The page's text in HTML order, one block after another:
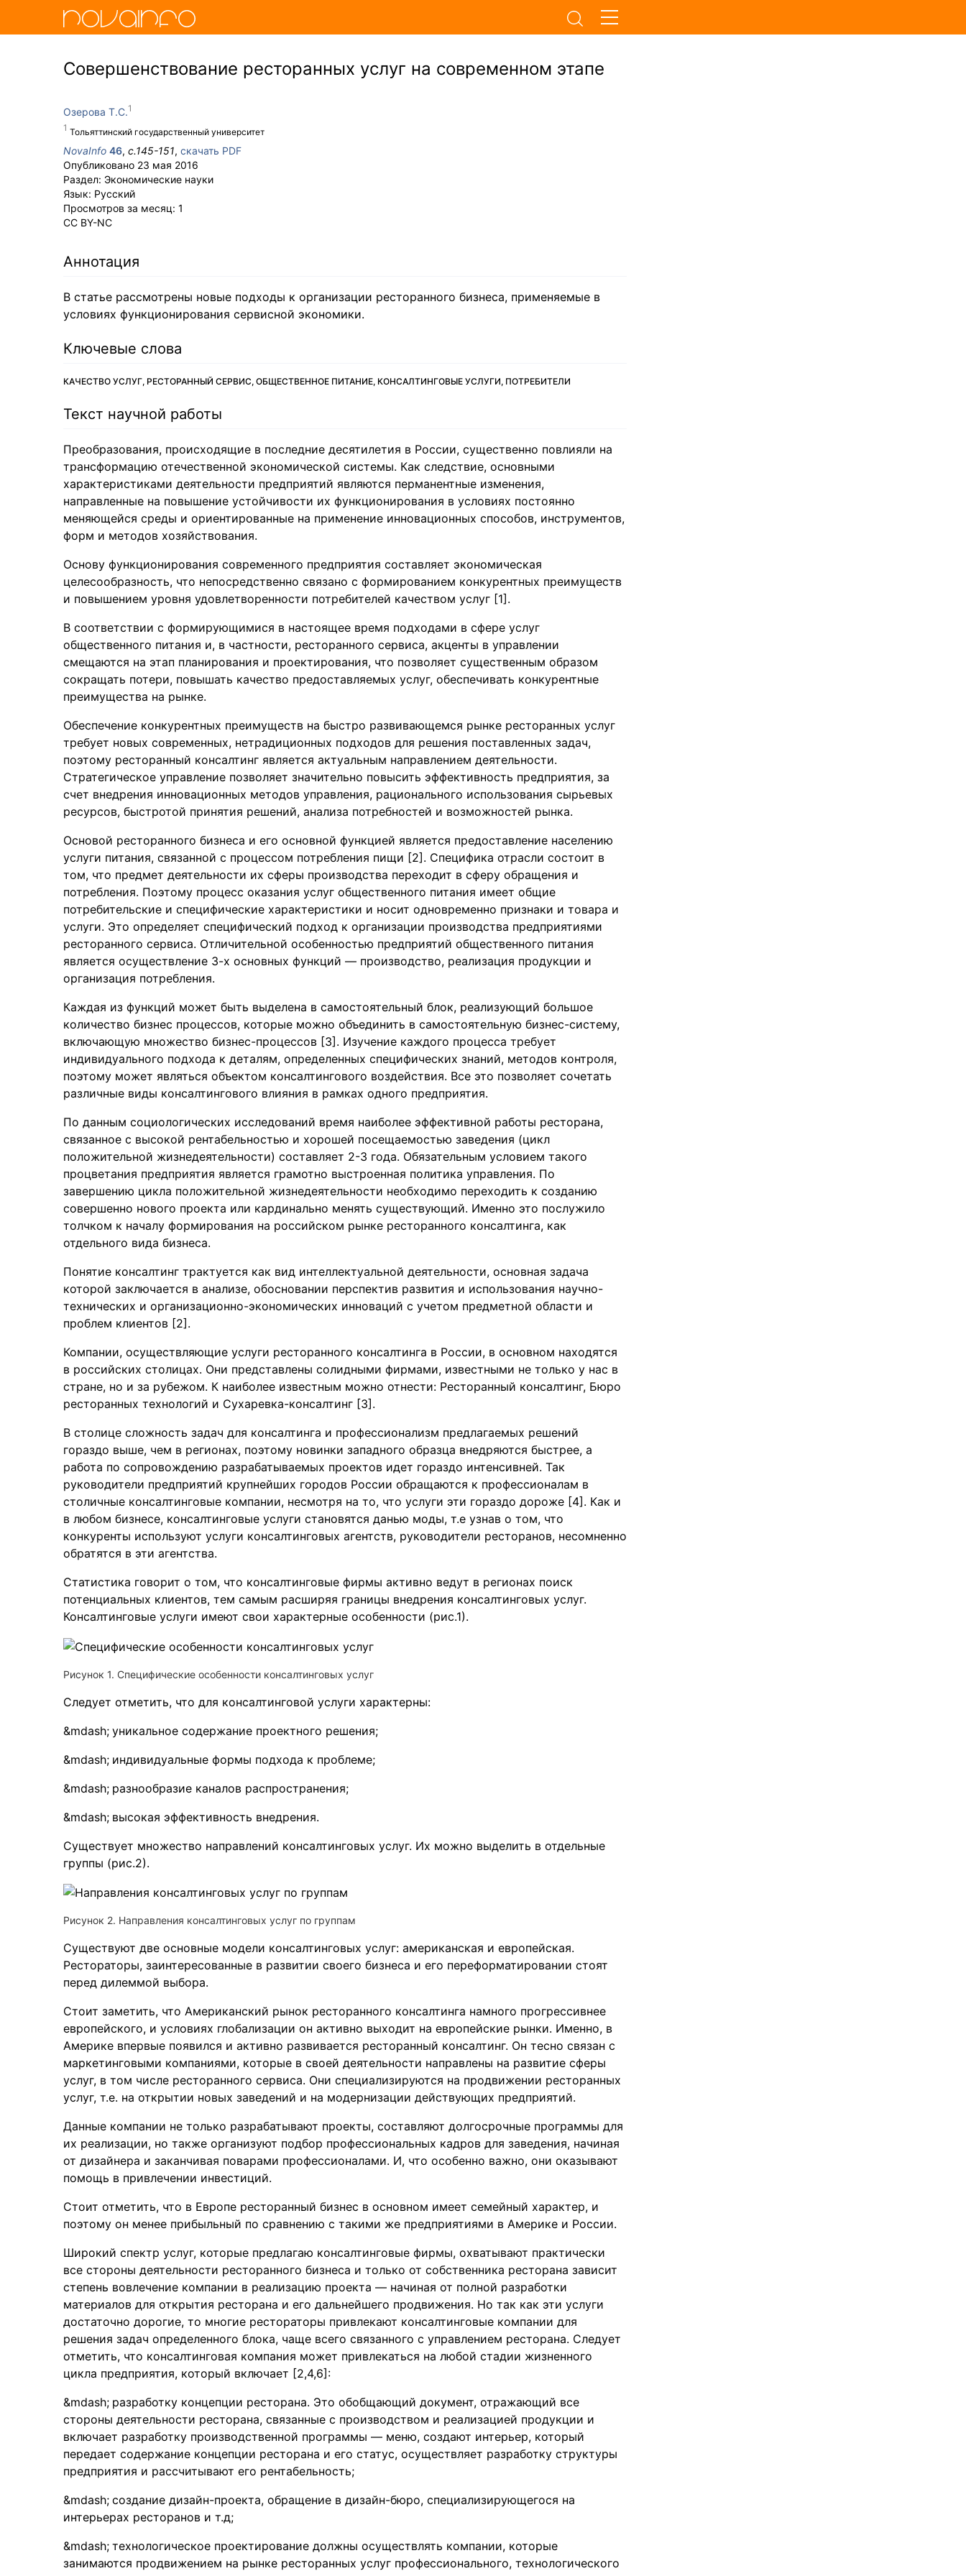
Совершенствование ресторанных услуг на современном этапе
Озерова Т.С.
Тольяттинский государственный университет
NovaInfo 46, с.145-151, скачать PDF
Опубликовано 23 мая 2016
Раздел: Экономические науки
Язык: Русский
Просмотров за месяц: 1
CC BY-NC
Аннотация
В статье рассмотрены новые подходы к организации ресторанного бизнеса, применяемые в
условиях функционирования сервисной экономики.
Ключевые слова
КАЧЕСТВО УСЛУГ, РЕСТОРАННЫЙ СЕРВИС, ОБЩЕСТВЕННОЕ ПИТАНИЕ, КОНСАЛТИНГОВЫЕ УСЛУГИ, ПОТРЕБИТЕЛИ
Текст научной работы
Преобразования, происходящие в последние десятилетия в России, существенно повлияли на
трансформацию отечественной экономической системы. Как следствие, основными
характеристиками деятельности предприятий являются перманентные изменения,
направленные на повышение устойчивости их функционирования в условиях постоянно
меняющейся среды и ориентированные на применение инновационных способов, инструментов,
форм и методов хозяйствования.
Основу функционирования современного предприятия составляет экономическая
целесообразность, что непосредственно связано с формированием конкурентных преимуществ
и повышением уровня удовлетворенности потребителей качеством услуг [1].
В соответствии с формирующимися в настоящее время подходами в сфере услуг
общественного питания и, в частности, ресторанного сервиса, акценты в управлении
смещаются на этап планирования и проектирования, что позволяет существенным образом
сокращать потери, повышать качество предоставляемых услуг, обеспечивать конкурентные
преимущества на рынке.
Обеспечение конкурентных преимуществ на быстро развивающемся рынке ресторанных услуг
требует новых современных, нетрадиционных подходов для решения поставленных задач,
поэтому ресторанный консалтинг является актуальным направлением деятельности.
Стратегическое управление позволяет значительно повысить эффективность предприятия, за
счет внедрения инновационных методов управления, рационального использования сырьевых
ресурсов, быстротой принятия решений, анализа потребностей и возможностей рынка.
Основой ресторанного бизнеса и его основной функцией является предоставление населению
услуги питания, связанной с процессом потребления пищи [2]. Специфика отрасли состоит в
том, что предмет деятельности их сферы производства переходит в сферу обращения и
потребления. Поэтому процесс оказания услуг общественного питания имеет общие
потребительские и специфические характеристики и носит одновременно признаки и товара и
услуги. Это определяет специфический подход к организации производства предприятиями
ресторанного сервиса. Отличительной особенностью предприятий общественного питания
является осуществление 3-х основных функций — производство, реализация продукции и
организация потребления.
Каждая из функций может быть выделена в самостоятельный блок, реализующий большое
количество бизнес процессов, которые можно объединить в самостоятельную бизнес-систему,
включающую множество бизнес-процессов [3]. Изучение каждого процесса требует
индивидуального подхода к деталям, определенных специфических знаний, методов контроля,
поэтому может являться объектом консалтингового воздействия. Все это позволяет сочетать
различные виды консалтингового влияния в рамках одного предприятия.
По данным социологических исследований время наиболее эффективной работы ресторана,
связанное с высокой рентабельностью и хорошей посещаемостью заведения (цикл
положительной жизнедеятельности) составляет 2-3 года. Обязательным условием такого
процветания предприятия является грамотно выстроенная политика управления. По
завершению цикла положительной жизнедеятельности необходимо переходить к созданию
совершенно нового проекта или кардинально менять существующий. Именно это послужило
толчком к началу формирования на российском рынке ресторанного консалтинга, как
отдельного вида бизнеса.
Понятие консалтинг трактуется как вид интеллектуальной деятельности, основная задача
которой заключается в анализе, обосновании перспектив развития и использования научно-
технических и организационно-экономических инноваций с учетом предметной области и
проблем клиентов [2].
Компании, осуществляющие услуги ресторанного консалтинга в России, в основном находятся
в российских столицах. Они представлены солидными фирмами, известными не только у нас в
стране, но и за рубежом. К наиболее известным можно отнести: Ресторанный консалтинг, Бюро
ресторанных технологий и Сухаревка-консалтинг [3].
В столице сложность задач для консалтинга и профессионализм предлагаемых решений
гораздо выше, чем в регионах, поэтому новинки западного образца внедряются быстрее, а
работа по сопровождению разрабатываемых проектов идет гораздо интенсивней. Так
руководители предприятий крупнейших городов России обращаются к профессионалам в
столичные консалтинговые компании, несмотря на то, что услуги эти гораздо дороже [4]. Как и
в любом бизнесе, консалтинговые услуги становятся данью моды, т.е узнав о том, что
конкуренты используют услуги консалтинговых агентств, руководители ресторанов, несомненно
обратятся в эти агентства.
Статистика говорит о том, что консалтинговые фирмы активно ведут в регионах поиск
потенциальных клиентов, тем самым расширяя границы внедрения консалтинговых услуг.
Консалтинговые услуги имеют свои характерные особенности (рис.1).
Рисунок 1. Специфические особенности консалтинговых услуг
Следует отметить, что для консалтинговой услуги характерны:
уникальное содержание проектного решения;
индивидуальные формы подхода к проблеме;
разнообразие каналов распространения;
высокая эффективность внедрения.
Существует множество направлений консалтинговых услуг. Их можно выделить в отдельные
группы (рис.2).
Рисунок 2. Направления консалтинговых услуг по группам
Существуют две основные модели консалтинговых услуг: американская и европейская.
Рестораторы, заинтересованные в развитии своего бизнеса и его переформатировании стоят
перед дилеммой выбора.
Стоит заметить, что Американский рынок ресторанного консалтинга намного прогрессивнее
европейского, и условиях глобализации он активно выходит на европейские рынки. Именно, в
Америке впервые появился и активно развивается ресторанный консалтинг. Он тесно связан с
маркетинговыми компаниями, которые в своей деятельности направлены на развитие сферы
услуг, в том числе ресторанного сервиса. Они специализируются на продвижении ресторанных
услуг, т.е. на открытии новых заведений и на модернизации действующих предприятий.
Данные компании не только разрабатывают проекты, составляют долгосрочные программы для
их реализации, но также организуют подбор профессиональных кадров для заведения, начиная
от дизайнера и заканчивая поварами профессионалами. И, что особенно важно, они оказывают
помощь в привлечении инвестиций.
Стоит отметить, что в Европе ресторанный бизнес в основном имеет семейный характер, и
поэтому он менее прибыльный по сравнению с такими же предприятиями в Америке и России.
Широкий спектр услуг, которые предлагаю консалтинговые фирмы, охватывают практически
все стороны деятельности ресторанного бизнеса и только от собственника ресторана зависит
степень вовлечение компании в реализацию проекта — начиная от полной разработки
материалов для открытия ресторана и его дальнейшего продвижения. Но так как эти услуги
достаточно дорогие, то многие рестораторы привлекают консалтинговые компании для
решения задач определенного блока, чаще всего связанного с управлением ресторана. Следует
отметить, что консалтинговая компания может привлекаться на любой стадии жизненного
цикла предприятия, который включает [2,4,6]:
разработку концепции ресторана. Это обобщающий документ, отражающий все
стороны деятельности ресторана, связанные с производством и реализацией продукции и
включает разработку производственной программы — меню, создают интерьер, который
передает содержание концепции ресторана и его статус, осуществляет разработку структуры
предприятия и рассчитывают его рентабельность;
создание дизайн-проекта, обращение в дизайн-бюро, специализирующегося на
интерьерах ресторанов и т.д;
технологическое проектирование должны осуществлять компании, которые
занимаются продвижением на рынке ресторанных услуг профессионального, технологического